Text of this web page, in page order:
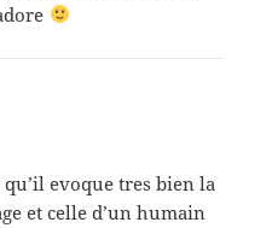
qu’il evoque tres bien la
et celle d’un humain